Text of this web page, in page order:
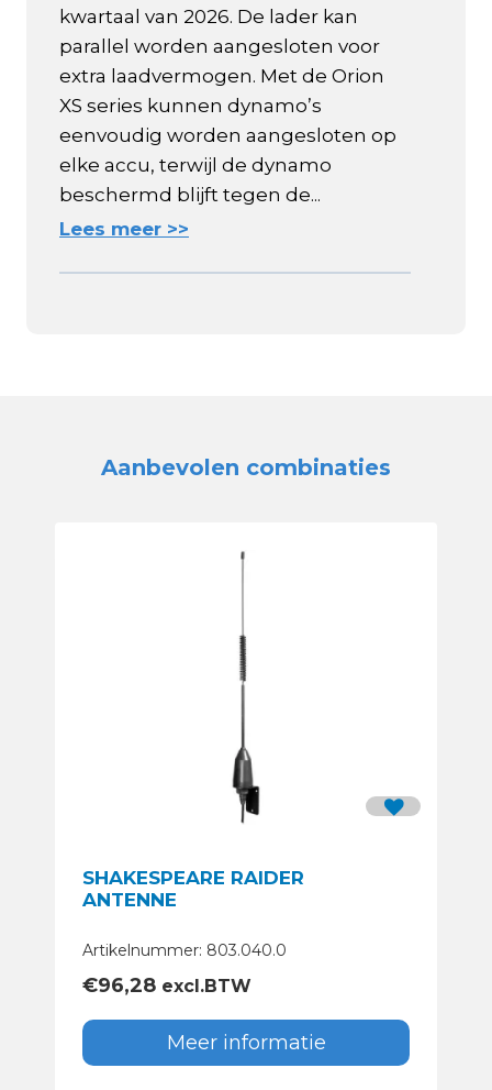
kwartaal van 2026. De lader kan
parallel worden aangesloten voor
extra laadvermogen. Met de Orion
XS series kunnen dynamo’s
eenvoudig worden aangesloten op
elke accu, terwijl de dynamo
beschermd blijft tegen de...
Lees meer >>
Aanbevolen combinaties
SHAKESPEARE RAIDER
ANTENNE
Artikelnummer: 803.040.0
€96,28 excl.BTW
Meer informatie